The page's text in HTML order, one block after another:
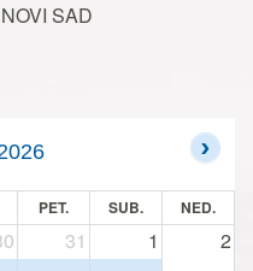
SAD
PET. SUB. NED.
31 1 2